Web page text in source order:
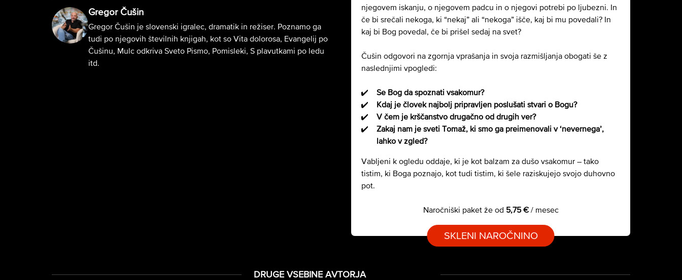
Gregor Čušin
Gregor Čušin je slovenski igralec, dramatik in režiser. Poznamo ga
tudi po njegovih številnih knjigah, kot so Vita dolorosa, Evangelij po
Čušinu, Mulc odkriva Sveto Pismo, Pomisleki, S plavutkami po ledu
itd.
njegovem iskanju, o njegovem padcu in o njegovi potrebi po ljubezni. In
če bi srečali nekoga, ki “nekaj” ali “nekoga” išče, kaj bi mu povedali? In
kaj bi Bog povedal, če bi prišel sedaj na svet?
Čušin odgovori na zgornja vprašanja in svoja razmišljanja obogati še z
naslednjimi vpogledi:
Se Bog da spoznati vsakomur?
Kdaj je človek najbolj pripravljen poslušati stvari o Bogu?
V čem je krščanstvo drugačno od drugih ver?
Zakaj nam je sveti Tomaž, ki smo ga preimenovali v ‘nevernega’,
lahko v zgled?
Vabljeni k ogledu oddaje, ki je kot balzam za dušo vsakomur – tako
tistim, ki Boga poznajo, kot tudi tistim, ki šele raziskujejo svojo duhovno
pot.
Naročniški paket že od 5,75 €/ mesec
SKLENI NAROČNINO
DRUGE VSEBINE AVTORJA